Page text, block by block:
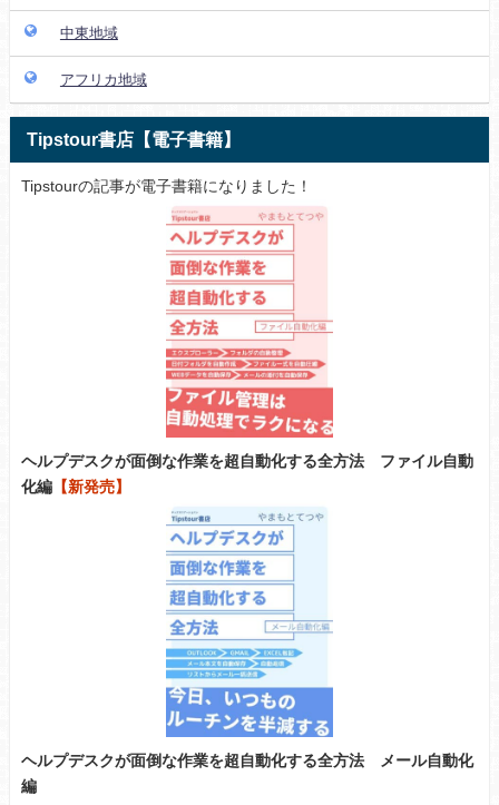
中東地域
アフリカ地域
Tipstour書店【電子書籍】
Tipstourの記事が電子書籍になりました！
ヘルプデスクが面倒な作業を超自動化する全方法 ファイル自動
化編 【新発売】
ヘルプデスクが面倒な作業を超自動化する全方法 メール自動化
編